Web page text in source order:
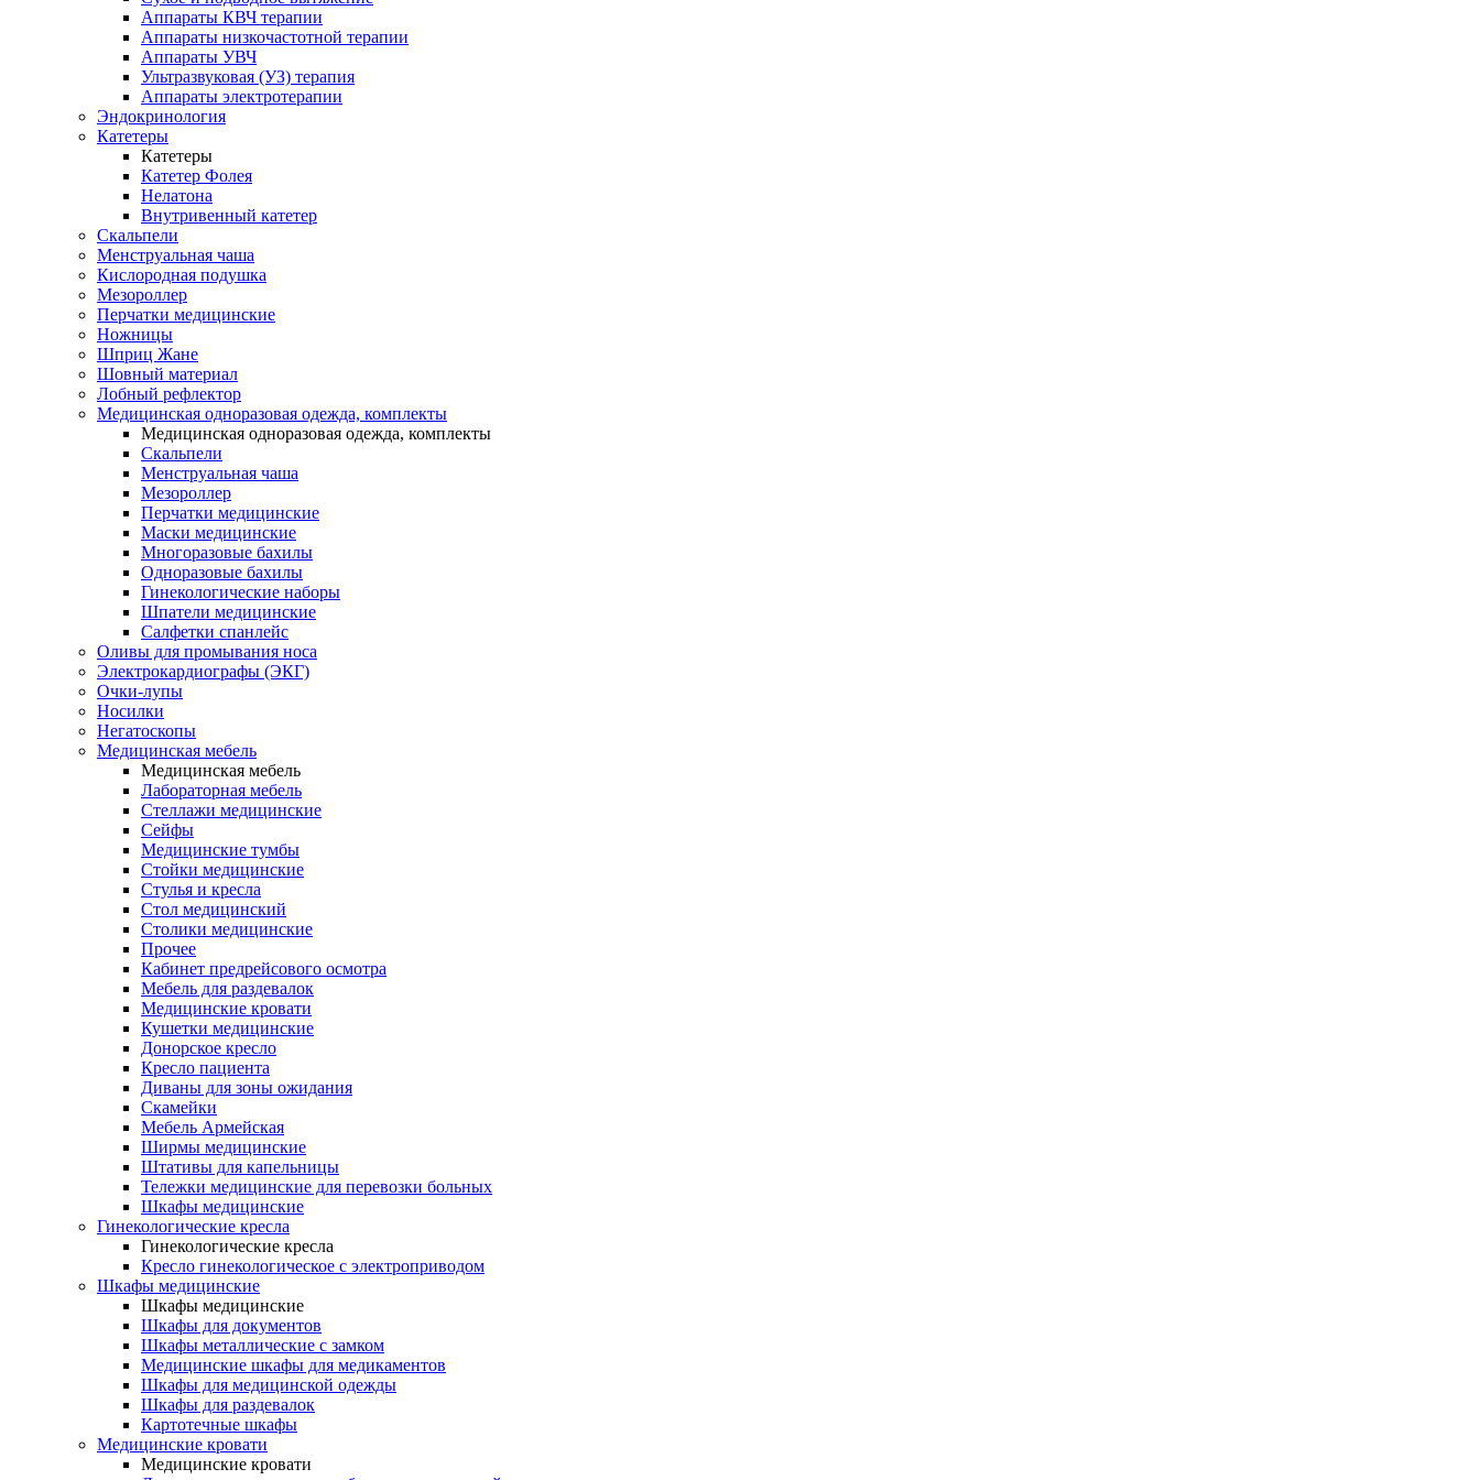
Аппараты КВЧ терапии
Аппараты низкочастотной терапии
Аппараты УВЧ
Ультразвуковая (УЗ) терапия
Аппараты электротерапии
Эндокринология
Катетеры
Катетеры
Катетер Фолея
Нелатона
Внутривенный катетер
Скальпели
Менструальная чаша
Кислородная подушка
Мезороллер
Перчатки медицинские
Ножницы
Шприц Жане
Шовный материал
Лобный рефлектор
Медицинская одноразовая одежда, комплекты
Медицинская одноразовая одежда, комплекты
Скальпели
Менструальная чаша
Мезороллер
Перчатки медицинские
Маски медицинские
Многоразовые бахилы
Одноразовые бахилы
Гинекологические наборы
Шпатели медицинские
Салфетки спанлейс
Оливы для промывания носа
Электрокардиографы (ЭКГ)
Очки-лупы
Носилки
Негатоскопы
Медицинская мебель
Медицинская мебель
Лабораторная мебель
Стеллажи медицинские
Сейфы
Медицинские тумбы
Стойки медицинские
Cтулья и кресла
Стол медицинский
Столики медицинские
Прочее
Кабинет предрейсового осмотра
Мебель для раздевалок
Медицинские кровати
Кушетки медицинские
Донорское кресло
Кресло пациента
Диваны для зоны ожидания
Скамейки
Мебель Армейская
Ширмы медицинские
Штативы для капельницы
Тележки медицинские для перевозки больных
Шкафы медицинские
Гинекологические кресла
Гинекологические кресла
Кресло гинекологическое с электроприводом
Шкафы медицинские
Шкафы медицинские
Шкафы для документов
Шкафы металлические с замком
Медицинские шкафы для медикаментов
Шкафы для медицинской одежды
Шкафы для раздевалок
Картотечные шкафы
Медицинские кровати
Медицинские кровати